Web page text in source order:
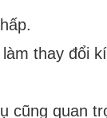
thay đổi
cũng quan